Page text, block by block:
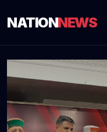
NATIONNEWS